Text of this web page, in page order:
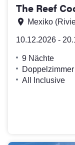
The Reef
Mexiko
10.12.2026 -
9 Nächte
All Inclusive